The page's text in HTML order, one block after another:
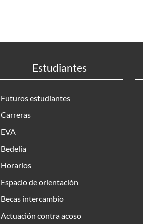
Estudiantes
Futuros estudiantes
Carreras
EVA
Bedelia
Horarios
Espacio de orientación
Becas intercambio
Actuación contra acoso